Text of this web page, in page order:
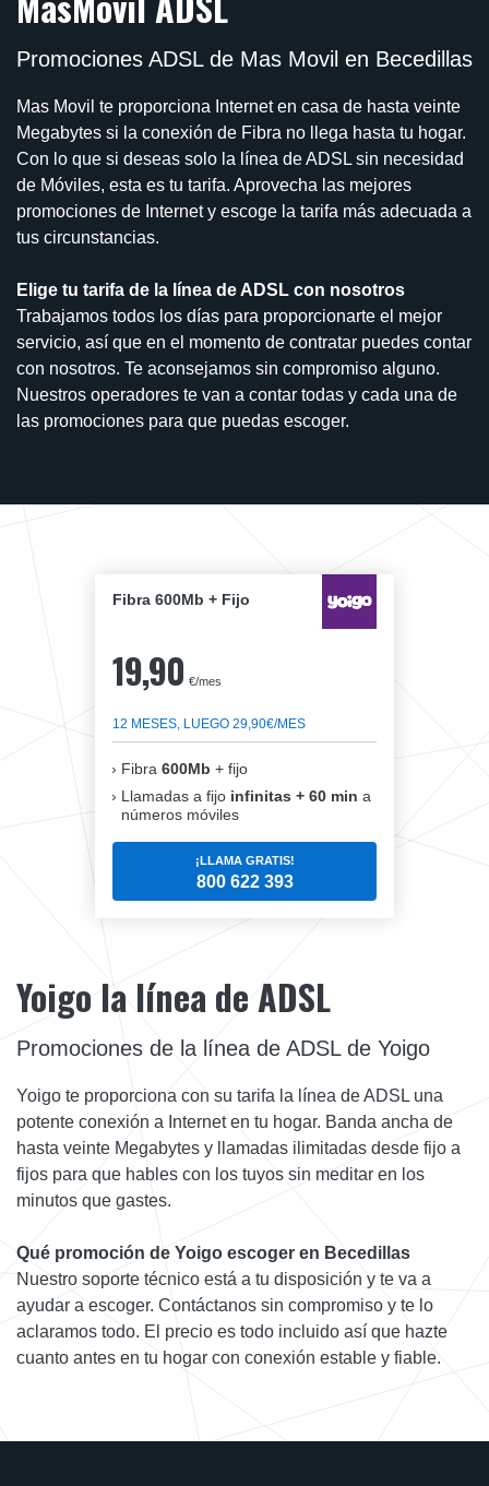
Promociones ADSL de Mas Movil en Becedillas
Mas Movil te proporciona Internet en casa de hasta veinte
Megabytes si la conexión de Fibra no llega hasta tu hogar.
Con lo que si deseas solo la línea de ADSL sin necesidad
de Móviles, esta es tu tarifa. Aprovecha las mejores
promociones de Internet y escoge la tarifa más adecuada a
tus circunstancias.
Elige tu tarifa de la línea de ADSL con nosotros
Trabajamos todos los días para proporcionarte el mejor
servicio, así que en el momento de contratar puedes contar
con nosotros. Te aconsejamos sin compromiso alguno.
Nuestros operadores te van a contar todas y cada una de
las promociones para que puedas escoger.
Fibra 600Mb + Fijo
19,90 €/mes
12 MESES, LUEGO 29,90€/MES
Fibra 600Mb + fijo
Llamadas a fijo infinitas + 60 min a
números móviles
¡LLAMA GRATIS!
800 622 393
Yoigo la línea de ADSL
Promociones de la línea de ADSL de Yoigo
Yoigo te proporciona con su tarifa la línea de ADSL una
potente conexión a Internet en tu hogar. Banda ancha de
hasta veinte Megabytes y llamadas ilimitadas desde fijo a
fijos para que hables con los tuyos sin meditar en los
minutos que gastes.
Qué promoción de Yoigo escoger en Becedillas
Nuestro soporte técnico está a tu disposición y te va a
ayudar a escoger. Contáctanos sin compromiso y te lo
aclaramos todo. El precio es todo incluido así que hazte
cuanto antes en tu hogar con conexión estable y fiable.